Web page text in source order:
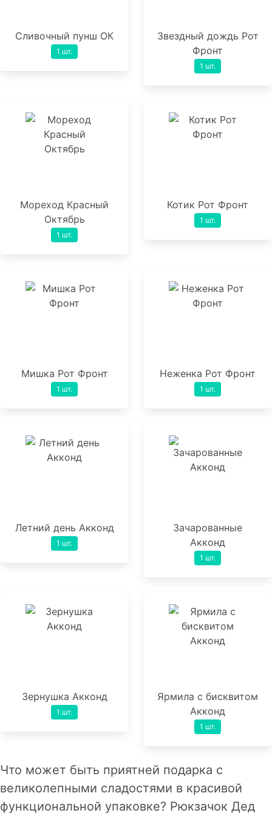
Сливочный пунш ОК
1 шт.
Звездный дождь Рот
Фронт
1 шт.
Мореход Красный
Октябрь
1 шт.
Котик Рот Фронт
1 шт.
Мишка Рот Фронт
1 шт.
Неженка Рот Фронт
1 шт.
Летний день Акконд
1 шт.
Зачарованные
Акконд
1 шт.
Зернушка Акконд
1 шт.
Ярмила с бисквитом
Акконд
1 шт.
Что может быть приятней подарка с
великолепными сладостями в красивой
функциональной упаковке? Рюкзачок Дед